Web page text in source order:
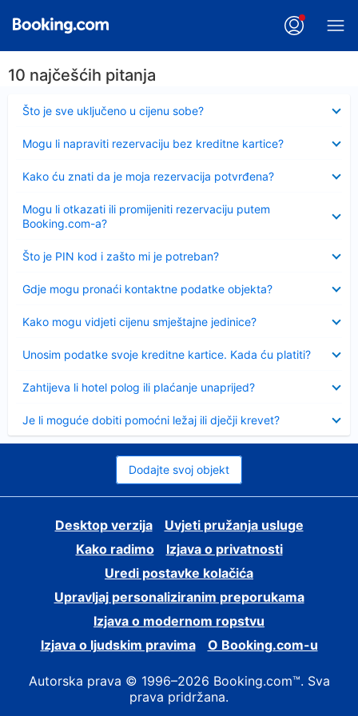
10 najčešćih pitanja
Što je sve uključeno u cijenu sobe?
Sažeto
Mogu li napraviti rezervaciju bez kreditne kartice?
Kako ću znati da je moja rezervacija potvrđena?
Mogu li otkazati ili promijeniti rezervaciju putem
Booking.com-a?
Što je PIN kod i zašto mi je potreban?
Sažeto
Gdje mogu pronaći kontaktne podatke objekta?
Kako mogu vidjeti cijenu smještajne jedinice?
Unosim podatke svoje kreditne kartice. Kada ću platiti?
Zahtijeva li hotel polog ili plaćanje unaprijed?
Je li moguće dobiti pomoćni ležaj ili dječji krevet?
Dodajte svoj objekt
Desktop verzija
Uvjeti pružanja usluge
Kako radimo
Izjava o privatnosti
Uredi postavke kolačića
Upravljaj personaliziranim preporukama
Izjava o modernom ropstvu
Izjava o ljudskim pravima
O Booking.com-u
Autorska prava © 1996–2026 Booking.com™. Sva
prava pridržana.